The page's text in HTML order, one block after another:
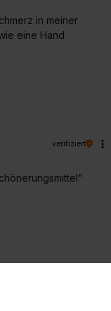
in meiner
eine Hand
verifiziert